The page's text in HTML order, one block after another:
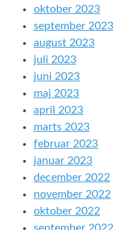
oktober 2023
september 2023
august 2023
juli 2023
juni 2023
maj 2023
april 2023
marts 2023
februar 2023
januar 2023
december 2022
november 2022
oktober 2022